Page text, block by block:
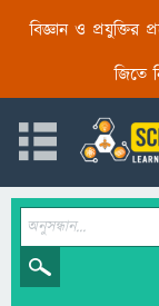
বিজ্ঞান ও প্রযুক্তির
জিতে